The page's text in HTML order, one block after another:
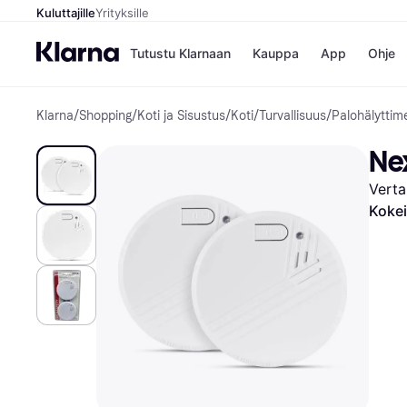
KuluttajilleYrityksille
Tutustu Klarnaan Kauppa
Kaupat
Gigantti
H&M
Peten
Wolt
App Ohje
Klarna/Shopping/Koti ja Sisustus/Koti/Turvallisuus/